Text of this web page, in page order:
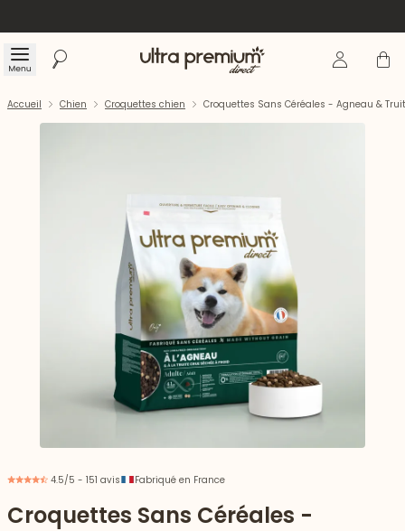
Menu Rechercher Accueil Se Panier
Accueil Chien Croquettes chien Croquettes Sans Céréales - Agneau &
4.5/5 - 151 avis Fabriqué en France
Croquettes Sans Céréales -